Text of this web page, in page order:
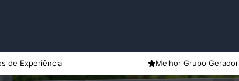
de Experiência Melhor Grupo Gerador